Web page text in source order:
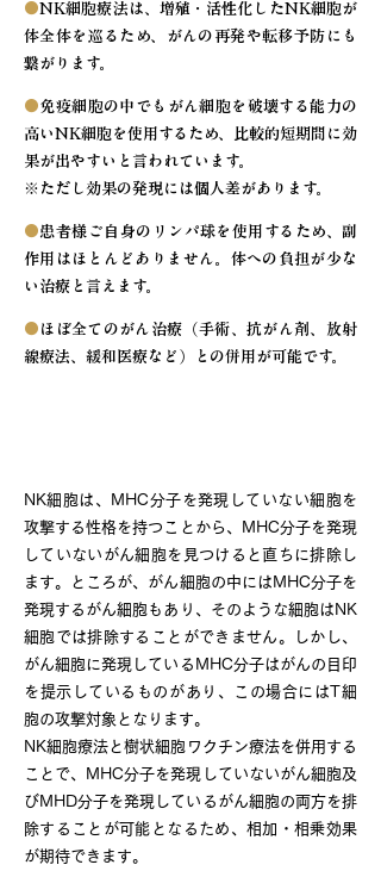
●NK細胞療法は、増殖・活性化したNK細胞が
体全体を巡るため、がんの再発や転移予防にも
繋がります。
●免疫細胞の中でもがん細胞を破壊する能力の
高いNK細胞を使用するため、比較的短期間に効
果が出やすいと言われています。
※ただし効果の発現には個人差があります。
●患者様ご自身のリンパ球を使用するため、副
作用はほとんどありません。体への負担が少な
い治療と言えます。
● ほぼ全てのがん治療（手術、抗がん剤、放射
線療法、緩和医療など）との併用が可能です。
NK細胞は、MHC分子を発現していない細胞を
攻撃する性格を持つことから、MHC分子を発現
していないがん細胞を見つけると直ちに排除し
ます。ところが、がん細胞の中にはMHC分子を
発現するがん細胞もあり、そのような細胞はNK
細胞では排除することができません。しかし、
がん細胞に発現しているMHC分子はがんの目印
を提示しているものがあり、この場合にはT細
胞の攻撃対象となります。
NK細胞療法と樹状細胞ワクチン療法を併用する
ことで、MHC分子を発現していないがん細胞及
びMHD分子を発現しているがん細胞の両方を排
除することが可能となるため、相加・相乗効果
が期待できます。